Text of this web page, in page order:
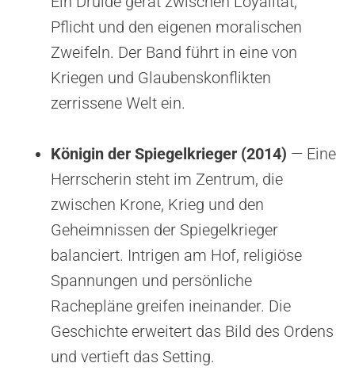
Pflicht und den eigenen moralischen
Zweifeln. Der Band führt in eine von
Kriegen und Glaubenskonflikten
zerrissene Welt ein.
Königin der Spiegelkrieger (2014) — Eine
Herrscherin steht im Zentrum, die
zwischen Krone, Krieg und den
Geheimnissen der Spiegelkrieger
balanciert. Intrigen am Hof, religiöse
Spannungen und persönliche
Rachepläne greifen ineinander. Die
Geschichte erweitert das Bild des Ordens
und vertieft das Setting.